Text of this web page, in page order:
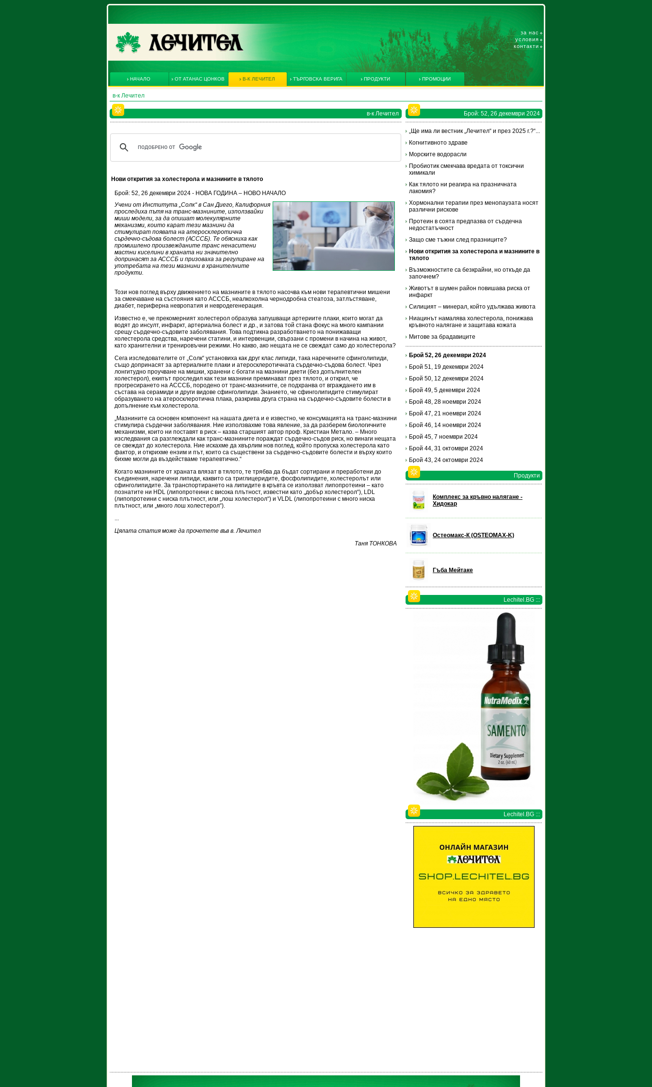
за нас
условия
контакти
НАЧАЛО ОТ АТАНАС ЦОНКОВ В-К ЛЕЧИТЕЛ ТЪРГОВСКА ВЕРИГА ПРОДУКТИ ПРОМОЦИИ
в-к Лечител
в-к Лечител
Нови открития за холестерола и мазнините в тялото
Брой: 52, 26 декември 2024 - НОВА ГОДИНА – НОВО НАЧАЛО
Учени от Института „Солк“ в Сан Диего, Калифорния
проследиха пътя на транс-мазнините, използвайки
миши модели, за да опишат молекулярните
механизми, които карат тези мазнини да
стимулират появата на атеросклеротична
сърдечно-съдова болест (АСССБ). Те обясниха как
промишлено произвежданите транс ненаситени
мастни киселини в храната ни значително
допринасят за АСССБ и призоваха за регулиране на
употребата на тези мазнини в хранителните
продукти.
Този нов поглед върху движението на мазнините в тялото насочва към нови терапевтични мишени
за смекчаване на състояния като АСССБ, неалкохолна чернодробна стеатоза, затлъстяване,
диабет, периферна невропатия и невродегенерация.
Известно е, че прекомерният холестерол образува запушващи артериите плаки, които могат да
водят до инсулт, инфаркт, артериална болест и др., и затова той стана фокус на много кампании
срещу сърдечно-съдовите заболявания. Това подтикна разработването на понижаващи
холестерола средства, наречени статини, и интервенции, свързани с промени в начина на живот,
като хранителни и тренировъчни режими. Но какво, ако нещата не се свеждат само до холестерола?
Сега изследователите от „Солк“ установиха как друг клас липиди, така наречените сфинголипиди,
също допринасят за артериалните плаки и атеросклеротичната сърдечно-съдова болест. Чрез
лонгитудно проучване на мишки, хранени с богати на мазнини диети (без допълнителен
холестерол), екипът проследил как тези мазнини преминават през тялото, и открил, че
прогресирането на АСССБ, породено от транс-мазнините, се подхранва от вграждането им в
състава на серамиди и други видове сфинголипиди. Знанието, че сфинголипидите стимулират
образуването на атеросклеротична плака, разкрива друга страна на сърдечно-съдовите болести в
допълнение към холестерола.
„Мазнините са основен компонент на нашата диета и е известно, че консумацията на транс-мазнини
стимулира сърдечни заболявания. Ние използвахме това явление, за да разберем биологичните
механизми, които ни поставят в риск – казва старшият автор проф. Кристиан Метало. – Много
изследвания са разглеждали как транс-мазнините пораждат сърдечно-съдов риск, но винаги нещата
се свеждат до холестерола. Ние искахме да хвърлим нов поглед, който пропуска холестерола като
фактор, и открихме ензим и път, които са съществени за сърдечно-съдовите болести и върху които
бихме могли да въздействаме терапевтично.“
Когато мазнините от храната влязат в тялото, те трябва да бъдат сортирани и преработени до
съединения, наречени липиди, каквито са триглицеридите, фосфолипидите, холестеролът или
сфинголипидите. За транспортирането на липидите в кръвта се използват липопротеини – като
познатите ни HDL (липопротеини с висока плътност, известни като „добър холестерол“), LDL
(липопротеини с ниска плътност, или „лош холестерол“) и VLDL (липопротеини с много ниска
плътност, или „много лош холестерол“).
...
Цялата статия може да прочетете във в. Лечител
Таня ТОНКОВА
Брой: 52, 26 декември 2024
„Ще има ли вестник „Лечител“ и през 2025 г.?“...
Когнитивното здраве
Морските водорасли
Пробиотик смекчава вредата от токсични
химикали
Как тялото ни реагира на празничната
лакомия?
Хормонални терапии през менопаузата носят
различни рискове
Протеин в соята предпазва от сърдечна
недостатъчност
Защо сме тъжни след празниците?
Нови открития за холестерола и мазнините в
тялото
Възможностите са безкрайни, но откъде да
започнем?
Животът в шумен район повишава риска от
инфаркт
Силицият – минерал, който удължава живота
Ниацинът намалява холестерола, понижава
кръвното налягане и защитава кожата
Митове за брадавиците
Брой 52, 26 декември 2024
Брой 51, 19 декември 2024
Брой 50, 12 декември 2024
Брой 49, 5 декември 2024
Брой 48, 28 ноември 2024
Брой 47, 21 ноември 2024
Брой 46, 14 ноември 2024
Брой 45, 7 ноември 2024
Брой 44, 31 октомври 2024
Брой 43, 24 октомври 2024
Продукти
Комплекс за кръвно налягане -
Хидокар
Остеомакс-К (OSTEOMAX-K)
Гъба Мейтаке
Lechitel.BG :::
Lechitel.BG :::